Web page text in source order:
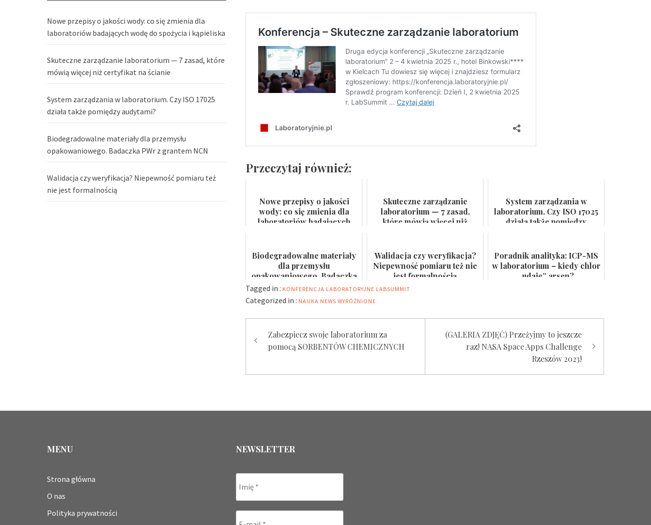
Przeczytaj również:
Nowe przepisy o jakości
wody: co się zmienia dla
laboratoriów badających
Skuteczne zarządzanie
laboratorium — 7 zasad,
które mówią więcej niż
System zarządzania w
laboratorium. Czy ISO 17025
działa także pomiędzy
Biodegradowalne materiały
dla przemysłu
opakowaniowego. Badaczka
PWr z grantem NCN
Walidacja czy weryfikacja?
Niepewność pomiaru też nie
jest formalnością
Poradnik analityka: ICP-MS
w laboratorium – kiedy chlor
„udaje” arsen?
Tagged in : KONFERENCJA LABORATORYJNE LABSUMMIT
Categorized in : NAUKA NEWS WYRÓŻNIONE
Nawigacja
wpisu
Zabezpiecz swoje laboratorium za
pomocą SORBENTÓW CHEMICZNYCH
(GALERIA ZDJĘĆ) Przeżyjmy to jeszcze
raz! NASA Space Apps Challenge
Rzeszów 2023!
Nowe przepisy o jakości wody: co się zmienia dla
laboratoriów badających wodę do spożycia i kąpieliska
Skuteczne zarządzanie laboratorium — 7 zasad, które
mówią więcej niż certyfikat na ścianie
System zarządzania w laboratorium. Czy ISO 17025
działa także pomiędzy audytami?
Biodegradowalne materiały dla przemysłu
opakowaniowego. Badaczka PWr z grantem NCN
Walidacja czy weryfikacja? Niepewność pomiaru też
nie jest formalnością
MENU
Strona główna
O nas
Polityka prywatności
NEWSLETTER